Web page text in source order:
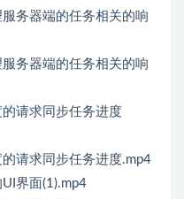
务器端的任务相关的响
务器端的任务相关的响
请求同步任务进度
请求同步任务进度.mp4
界面(1).mp4